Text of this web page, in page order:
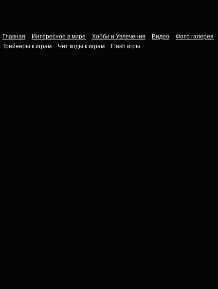
Главная Интересное в мире Хобби и Увлечения Видео
Фото галерея
Трейнеры к играм
Чит коды к играм Flash игры